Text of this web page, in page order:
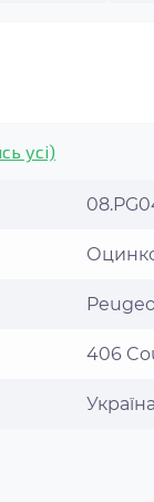
усі)
406
Україна